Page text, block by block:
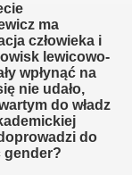
ma
człowieka i
lewicowo-
wpłynąć na
nie udało,
do władz
do
gender?